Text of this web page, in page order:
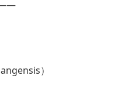
——
）